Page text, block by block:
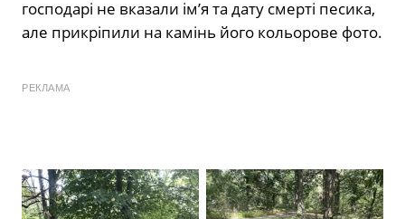
господарі не вказали ім’я та дату смерті песика,
але прикріпили на камінь його кольорове фото.
РЕКЛАМА